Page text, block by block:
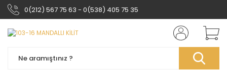
0(212) 567 75 63 - 0(538) 405 75 35